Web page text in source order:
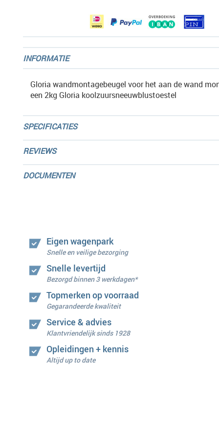
INFORMATIE
Gloria wandmontagebeugel voor het aan de wand
een 2kg Gloria koolzuursneeuwblustoestel
SPECIFICATIES
REVIEWS
DOCUMENTEN
Eigen wagenpark
Snelle en veilige bezorging
Snelle levertijd
Bezorgd binnen 3 werkdagen*
Topmerken op voorraad
Gegarandeerde kwaliteit
Service & advies
Klantvriendelijk sinds 1928
Opleidingen + kennis
Altijd up to date